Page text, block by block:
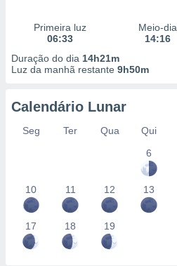
Primeira luz
06:33
Meio-dia
14:16
Duração do dia 14h21m
Luz da manhã restante 9h50m
Calendário Lunar
Seg Ter Qua Qui
6
10 11 12 13
17 18 19